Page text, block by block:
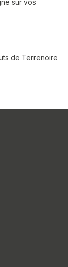
de Terrenoire